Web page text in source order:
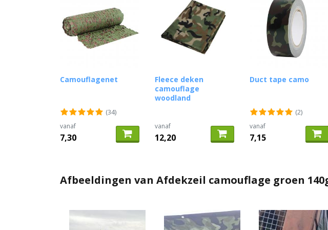
Camouflagenet
(34)
vanaf
7,30
Fleece deken
camouflage
woodland
vanaf
12,20
Duct tape camo
(2)
vanaf
7,15
Afbeeldingen van Afdekzeil camouflage groen